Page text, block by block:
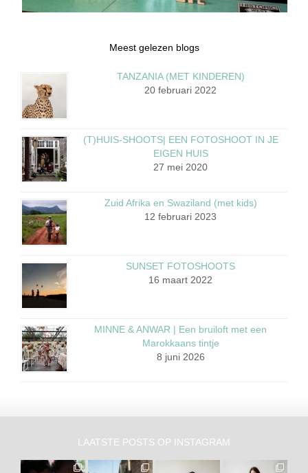
Meest gelezen blogs
TANZANIA (MET KINDEREN)
20 februari 2022
(T)HUIS-SHOOTS| EEN FOTOSHOOT IN JE
EIGEN HUIS
27 mei 2020
Zuid Afrika en Swaziland (met kids)
12 februari 2023
SUNSET FOTOSHOOTS
16 maart 2022
MINNE & ANWAR | Een bruiloft met een
Marokkaans tintje
8 juni 2026
LAATSTE POSTS OP INSTAGRAM